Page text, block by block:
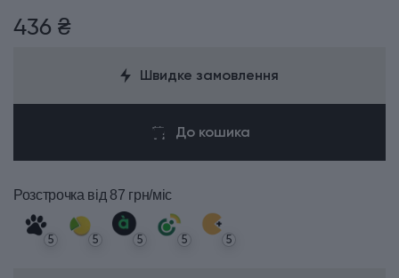
436 ₴
Швидке замовлення
До кошика
Розстрочка від 87 грн/міс
5 5 5 5 5